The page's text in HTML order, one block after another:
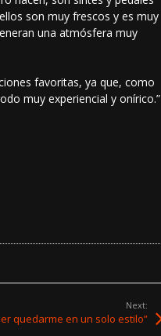
son muy frescos y es muy
una atmósfera muy
favoritas, ya que, como
muy experiencial y onírico.”
Next:
quedarme en un solo estilo”